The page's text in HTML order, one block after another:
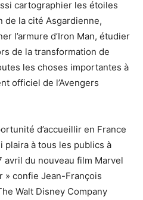
cartographier les étoiles
de la cité Asgardienne,
l’armure d’Iron Man, étudier
de la transformation de
les choses importantes à
officiel de l’Avengers
d’accueillir en France
à tous les publics à
avril du nouveau film Marvel
» confie Jean-François
Walt Disney Company